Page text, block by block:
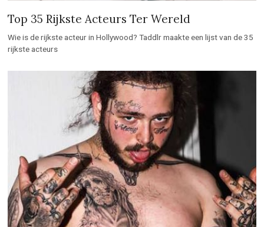
Top 35 Rijkste Acteurs Ter Wereld
Wie is de rijkste acteur in Hollywood? Taddlr maakte een lijst van de 35
rijkste acteurs